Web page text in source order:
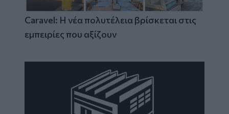
Caravel: Η νέα πολυτέλεια βρίσκεται στις
εμπειρίες που αξίζουν